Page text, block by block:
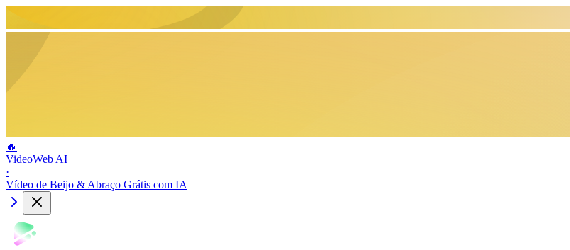
🔥
VideoWeb AI
·
Vídeo de Beijo & Abraço Grátis com IA